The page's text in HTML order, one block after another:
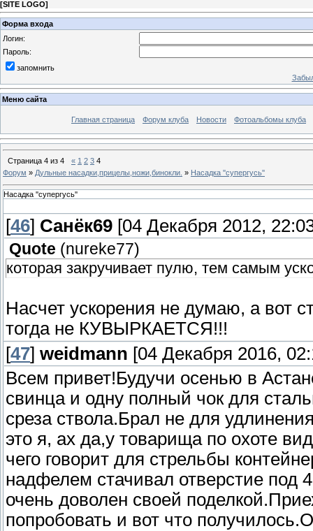
[SITE LOGO]
Форма входа
Логин:
Пароль:
запомнить
Меню сайта
Главная страница Форум клуба Новости Фотоальбомы клуба
Страница 4 из 4 « 1 2 3 4
Форум » Дульные насадки,прицелы,ножи,бинокли. » Насадка ''супергусь''
Насадка ''супергусь''
[46] Санёк69 [04 Декабря 2012,
Quote (nureke77)
которая закручивает пулю, тем самым
Насчет ускорения не думаю, а вот
тогда не КУВЫРКАЕТСЯ!!!
[47] weidmann [04 Декабря 2016,
Всем привет!Будучи осенью в
свинца и одну полный чок для
среза ствола.Брал не для
это я, ах да,у товарища по охоте
чего говорит для стрельбы
надфелем стачивал отверстие под
очень доволен своей
попробовать и вот что